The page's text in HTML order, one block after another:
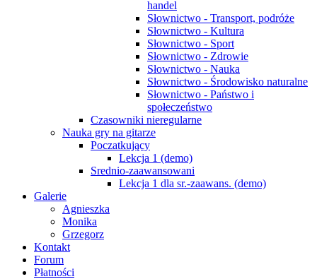
handel
Słownictwo - Transport, podróże
Słownictwo - Kultura
Słownictwo - Sport
Słownictwo - Zdrowie
Słownictwo - Nauka
Słownictwo - Środowisko naturalne
Słownictwo - Państwo i
społeczeństwo
Czasowniki nieregularne
Nauka gry na gitarze
Poczatkujący
Lekcja 1 (demo)
Srednio-zaawansowani
Lekcja 1 dla sr.-zaawans. (demo)
Galerie
Agnieszka
Monika
Grzegorz
Kontakt
Forum
Płatności